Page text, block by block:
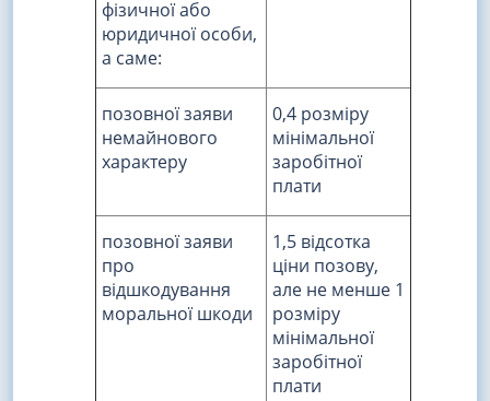
фізичної або
юридичної особи,
а саме:
позовної заяви
немайнового
характеру
0,4 розміру
мінімальної
заробітної
плати
позовної заяви
про
відшкодування
моральної шкоди
1,5 відсотка
ціни позову,
але не менше 1
розміру
мінімальної
заробітної
плати